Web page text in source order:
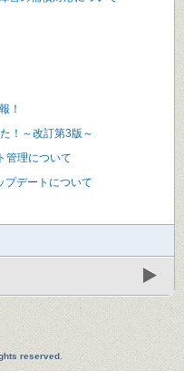
！
！～改訂第3版～
管理について
プデートについて
reserved.